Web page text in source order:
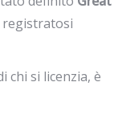
registratosi
chi si licenzia, è